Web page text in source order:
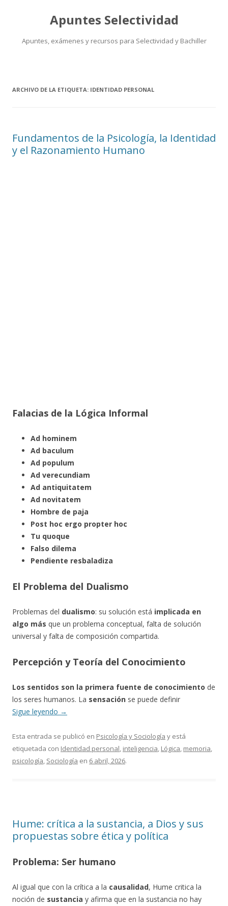
Apuntes Selectividad
Apuntes, exámenes y recursos para Selectividad y Bachiller
ARCHIVO DE LA ETIQUETA: IDENTIDAD PERSONAL
Fundamentos de la Psicología, la Identidad
y el Razonamiento Humano
Falacias de la Lógica Informal
Ad hominem
Ad baculum
Ad populum
Ad verecundiam
Ad antiquitatem
Ad novitatem
Hombre de paja
Post hoc ergo propter hoc
Tu quoque
Falso dilema
Pendiente resbaladiza
El Problema del Dualismo
Problemas del dualismo: su solución está implicada en
algo más que un problema conceptual, falta de solución
universal y falta de composición compartida.
Percepción y Teoría del Conocimiento
Los sentidos son la primera fuente de conocimiento de
los seres humanos. La sensación se puede definir
Sigue leyendo →
Esta entrada se publicó en Psicología y Sociología y está
etiquetada con Identidad personal, inteligencia, Lógica, memoria,
psicología, Sociología en 6 abril, 2026.
Hume: crítica a la sustancia, a Dios y sus
propuestas sobre ética y política
Problema: Ser humano
Al igual que con la crítica a la causalidad, Hume critica la
noción de sustancia y afirma que en la sustancia no hay